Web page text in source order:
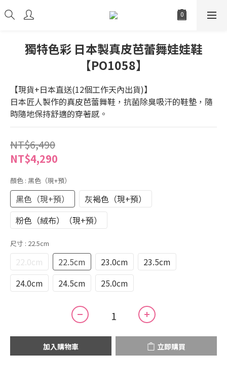
獨特色彩 日本製真皮芭蕾舞娃娃鞋
【PO1058】
【現貨+日本直送(12個工作天內出貨)】
日本匠人製作的真皮芭蕾舞鞋，抗菌除臭吸汗的鞋墊，隨
時隨地保持舒適的穿著感。
NT$6,490
NT$4,290
顏色 : 黑色（現+預）
黑色（現+預）
灰褐色（現+預）
粉色（絨布）（現+預）
尺寸 : 22.5cm
22.0cm 22.5cm 23.0cm
23.5cm
24.0cm
24.5cm 25.0cm
加入購物車 立即購買